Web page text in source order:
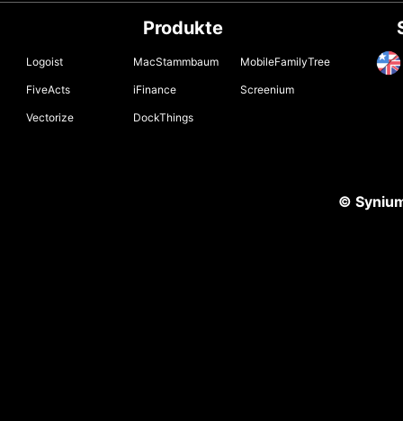
Produkte
Logoist MacStammbaum MobileFamilyTree
FiveActs iFinance Screenium
Vectorize DockThings
©